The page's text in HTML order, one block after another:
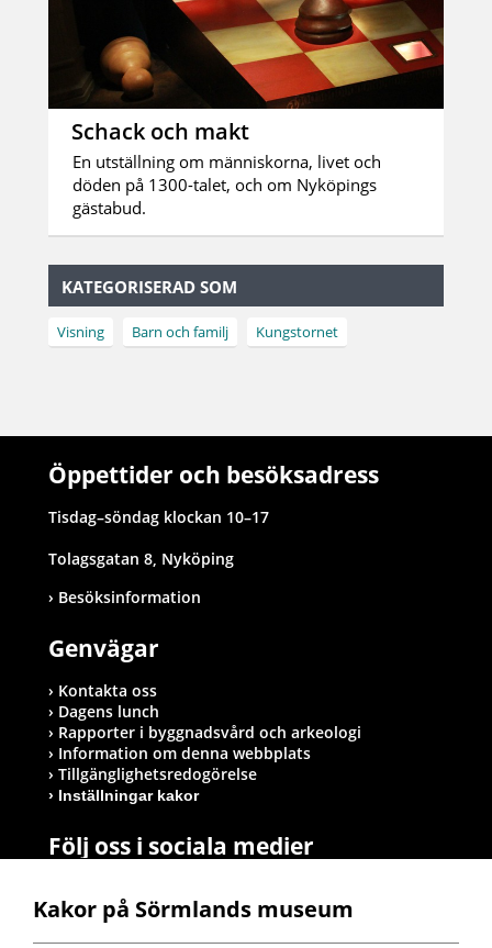
Schack och makt
En utställning om människorna, livet och
döden på 1300-talet, och om Nyköpings
gästabud.
KATEGORISERAD SOM
Visning Barn och familj Kungstornet
Öppettider och besöksadress
Tisdag–söndag klockan 10–17
Tolagsgatan 8, Nyköping
Besöksinformation
Genvägar
Kontakta oss
Dagens lunch
Rapporter i byggnadsvård och arkeologi
Information om denna webbplats
Tillgänglighetsredogörelse
Inställningar kakor
Följ oss i sociala medier
Postadress
Kakor på Sörmlands museum